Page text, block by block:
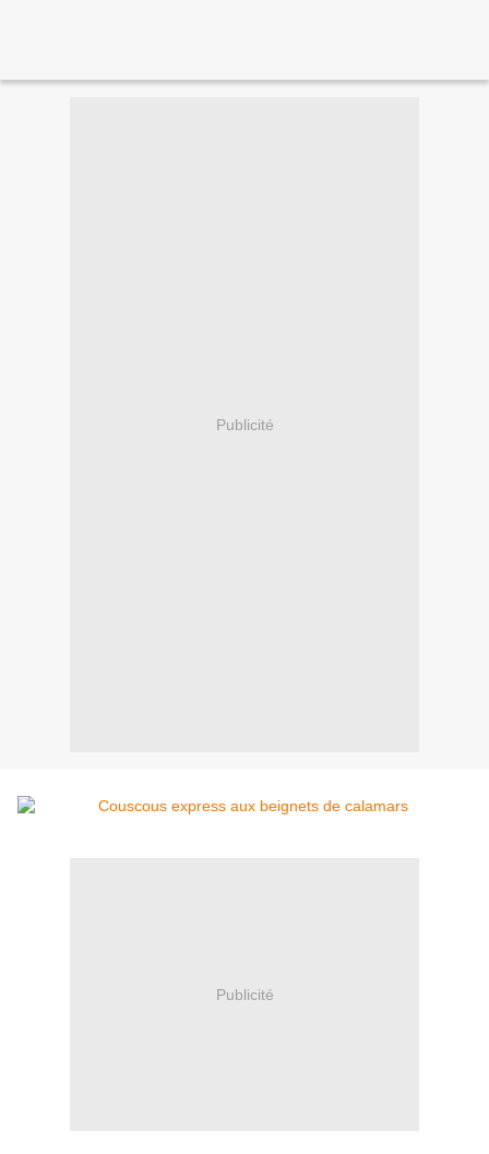
Publicité
Publicité